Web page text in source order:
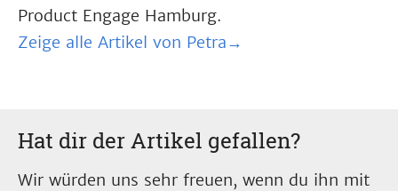
Product Engage Hamburg.
Zeige alle Artikel von Petra→
Hat dir der Artikel gefallen?
Wir würden uns sehr freuen, wenn du ihn mit